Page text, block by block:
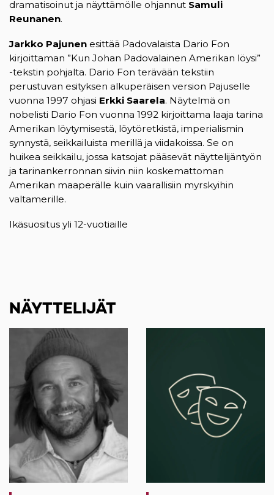
dramatisoinut ja näyttämölle ohjannut Samuli
Reunanen.
Jarkko Pajunen esittää Padovalaista Dario Fon
kirjoittaman ”Kun Johan Padovalainen Amerikan löysi”
-tekstin pohjalta. Dario Fon terävään tekstiin
perustuvan esityksen alkuperäisen version Pajuselle
vuonna 1997 ohjasi Erkki Saarela. Näytelmä on
nobelisti Dario Fon vuonna 1992 kirjoittama laaja tarina
Amerikan löytymisestä, löytöretkistä, imperialismin
synnystä, seikkailuista merillä ja viidakoissa. Se on
huikea seikkailu, jossa katsojat pääsevät näyttelijäntyön
ja tarinankerronnan siivin niin koskemattoman
Amerikan maaperälle kuin vaarallisiin myrskyihin
valtamerille.
Ikäsuositus yli 12-vuotiaille
NÄYTTELIJÄT